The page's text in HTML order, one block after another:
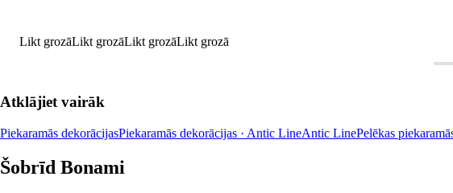
Likt grozāLikt grozāLikt grozāLikt grozā
Atklājiet vairāk
Piekaramās dekorācijasPiekaramās dekorācijas · Antic LineAntic LinePelēkas
Šobrīd Bonami